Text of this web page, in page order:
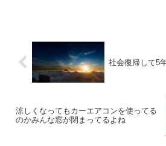
社会復帰して5
涼しくなってもカーエアコンを使ってる
のかみんな窓が閉まってるよね